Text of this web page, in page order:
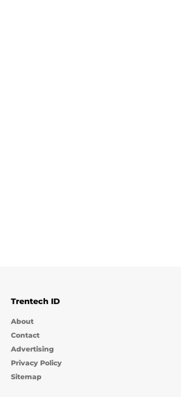
Trentech ID
About
Contact
Advertising
Privacy Policy
Sitemap